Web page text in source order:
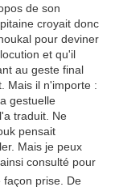
de son
croyait donc
pour deviner
et qu'il
au geste final
Mais il n'importe :
gestuelle
traduit. Ne
pensait
Mais je peux
consulté pour
façon prise. De